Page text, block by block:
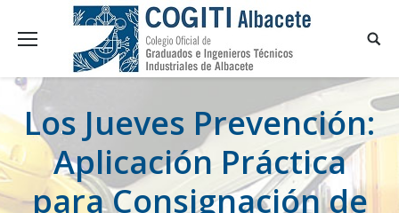
Los Jueves Prevención:
Aplicación Práctica
para Consignación de